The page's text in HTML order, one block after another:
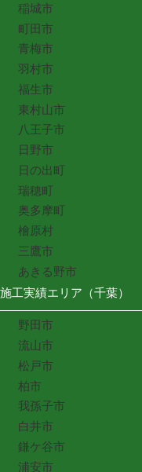
稲城市
町田市
青梅市
羽村市
福生市
東村山市
八王子市
日野市
日の出町
瑞穂町
奥多摩町
檜原村
三鷹市
あきる野市
施工実績エリア（千葉）
野田市
流山市
松戸市
柏市
我孫子市
白井市
鎌ケ谷市
浦安市